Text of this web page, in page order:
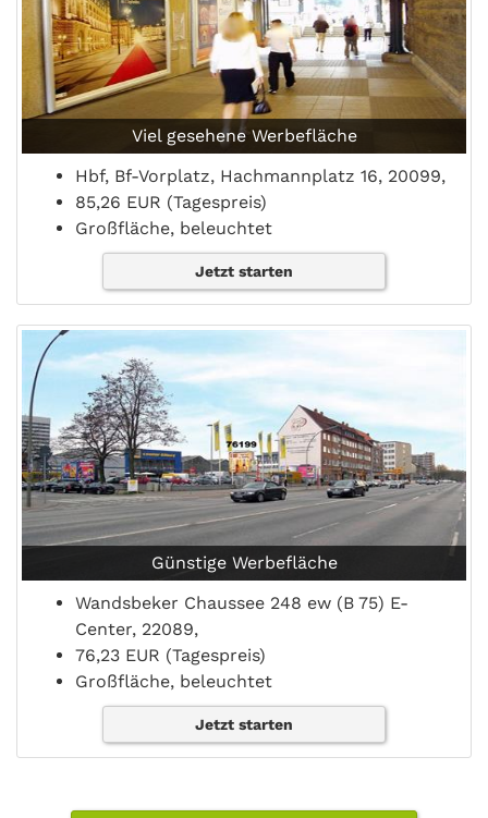
Viel gesehene Werbefläche
Hbf, Bf-Vorplatz, Hachmannplatz 16, 20099,
85,26 EUR (Tagespreis)
Großfläche, beleuchtet
Jetzt starten
Günstige Werbefläche
Wandsbeker Chaussee 248 ew (B 75) E-
Center, 22089,
76,23 EUR (Tagespreis)
Großfläche, beleuchtet
Jetzt starten